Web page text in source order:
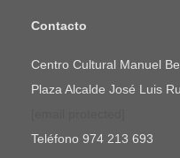
Contacto
Centro Cultural Manuel Benito Moliner (antiguo Matadero)
Plaza Alcalde José Luis
Teléfono
974 213 693